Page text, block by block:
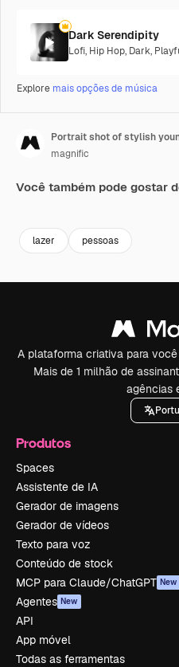
Dark Serendipity
Lofi, Hip Hop, Dark,
Explore mais opções de música
magnific
Você também pode gostar
lazer pessoas
A plataforma criativa para
Mais de 1 milhão de
agências
Produtos
Spaces
Assistente de IA
Gerador de imagens
Gerador de vídeos
Texto para voz
Conteúdo de stock
MCP para Claude/ChatGPT New
Agentes New
API
App móvel
Todas as ferramentas